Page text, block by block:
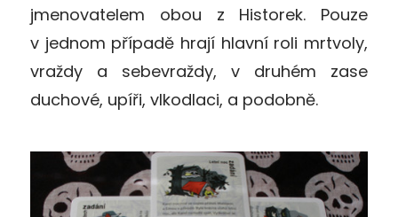
jmenovatelem obou z Historek. Pouze
v jednom případě hrají hlavní roli mrtvoly,
vraždy a sebevraždy, v druhém zase
duchové, upíři, vlkodlaci, a podobně.